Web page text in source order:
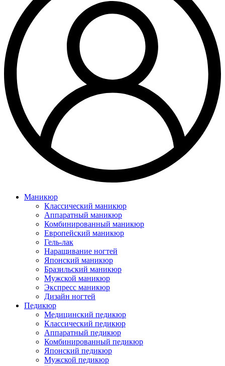
Маникюр
Классический маникюр
Аппаратный маникюр
Комбинированный маникюр
Европейский маникюр
Гель-лак
Наращивание ногтей
Японский маникюр
Бразильский маникюр
Мужской маникюр
Экспресс маникюр
Дизайн ногтей
Педикюр
Медицинский педикюр
Классический педикюр
Аппаратный педикюр
Комбинированный педикюр
Японский педикюр
Мужской педикюр